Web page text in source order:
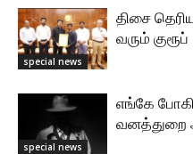
special news
திசை
வரும்
special news
எங்கே
வனத்துறை